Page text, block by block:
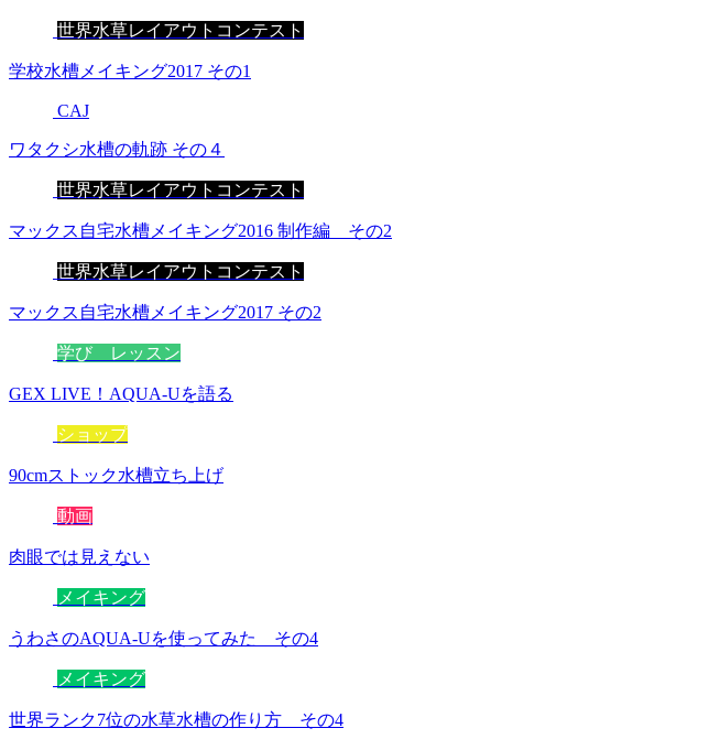
世界水草レイアウトコンテスト
学校水槽メイキング2017 その1
CAJ
ワタクシ水槽の軌跡 その４
世界水草レイアウトコンテスト
マックス自宅水槽メイキング2016 制作編 その2
世界水草レイアウトコンテスト
マックス自宅水槽メイキング2017 その2
学び レッスン
GEX LIVE！AQUA-Uを語る
ショップ
90cmストック水槽立ち上げ
動画
肉眼では見えない
メイキング
うわさのAQUA-Uを使ってみた その4
メイキング
世界ランク7位の水草水槽の作り方 その4